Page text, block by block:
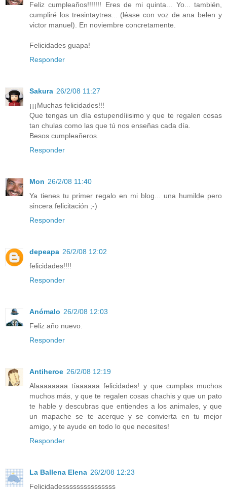
Feliz cumpleaños!!!!!!! Eres de mi quinta... Yo... también,
cumpliré los tresintaytres... (léase con voz de ana belen y
victor manuel). En noviembre concretamente.
Felicidades guapa!
Responder
Sakura 26/2/08 11:27
¡¡¡Muchas felicidades!!!
Que tengas un día estupendíiisimo y que te regalen cosas
tan chulas como las que tú nos enseñas cada día.
Besos cumpleañeros.
Responder
Mon 26/2/08 11:40
Ya tienes tu primer regalo en mi blog... una humilde pero
sincera felicitación ;-)
Responder
depeapa 26/2/08 12:02
felicidades!!!!
Responder
Anómalo 26/2/08 12:03
Feliz año nuevo.
Responder
Antiheroe 26/2/08 12:19
Alaaaaaaaa tíaaaaaa felicidades! y que cumplas muchos
muchos más, y que te regalen cosas chachis y que un pato
te hable y descubras que entiendes a los animales, y que
un mapache se te acerque y se convierta en tu mejor
amigo, y te ayude en todo lo que necesites!
Responder
La Ballena Elena 26/2/08 12:23
Felicidadesssssssssssssss